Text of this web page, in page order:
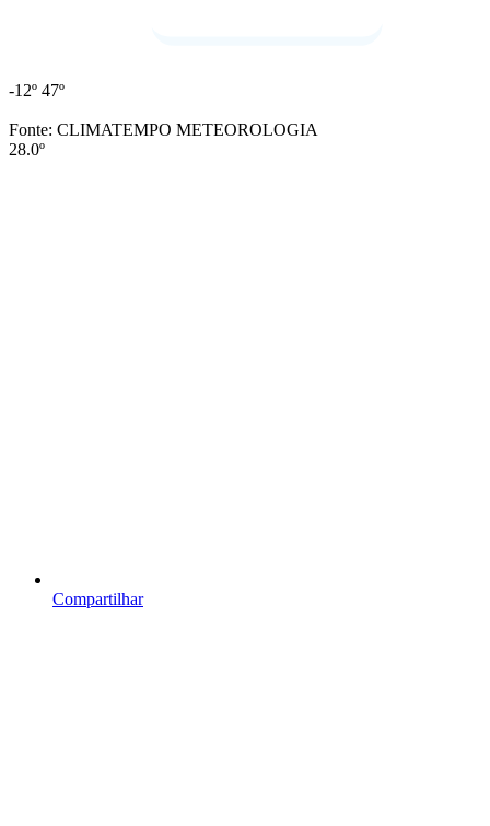
-12º 47º
Fonte: CLIMATEMPO METEOROLOGIA
28.0º
Compartilhar